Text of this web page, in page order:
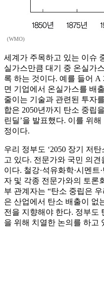
(WMO)
세계가 주목하고 있는 이슈
실가스만큼 대기 중 온실가
록 하는 것이다. 예를 들어
면 기업에서 온실가스를 배
줄이는 기술과 관련된 투자
합은 2050년까지 탄소 중립
린딜’을 발표했다. 이를 위
정이다.
우리 정부도 ‘2050 장기 저
고 있다. 전문가와 국민 의
이다. 철강·석유화학·시멘트
자 및 각종 전문가와의 토론
부 관계자는 “탄소 중립은
은 산업에서 탄소 배출이 없
전을 지향해야 한다. 정부도
을 위해 치열한 논의를 하고